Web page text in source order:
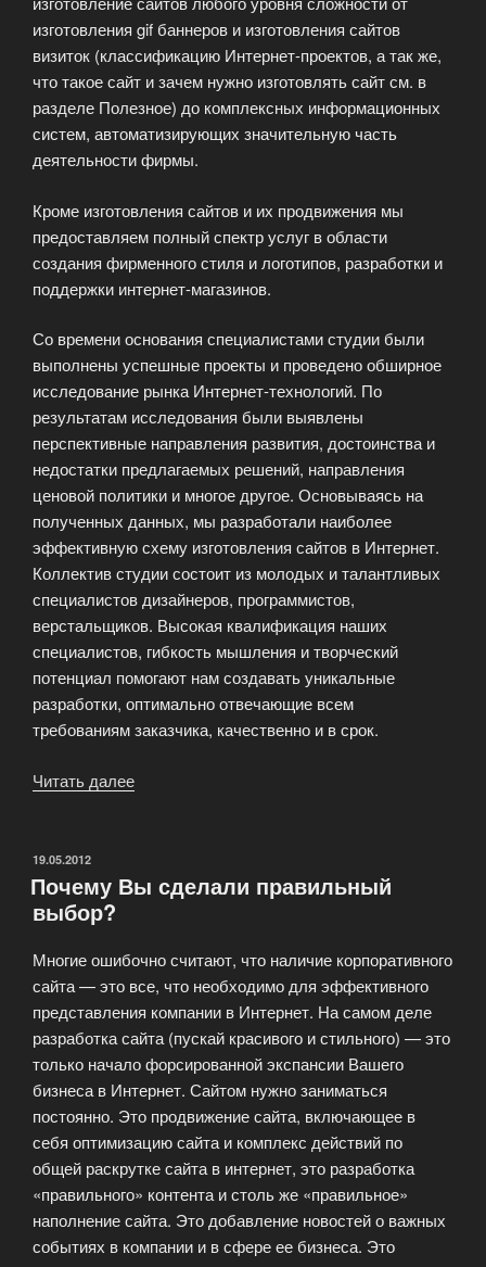
изготовления gif баннеров и изготовления сайтов
визиток (классификацию Интернет-проектов, а так же,
что такое сайт и зачем нужно изготовлять сайт см. в
разделе Полезное) до комплексных информационных
систем, автоматизирующих значительную часть
деятельности фирмы.
Кроме изготовления сайтов и их продвижения мы
предоставляем полный спектр услуг в области
создания фирменного стиля и логотипов, разработки и
поддержки интернет-магазинов.
Со времени основания специалистами студии были
выполнены успешные проекты и проведено обширное
исследование рынка Интернет-технологий. По
результатам исследования были выявлены
перспективные направления развития, достоинства и
недостатки предлагаемых решений, направления
ценовой политики и многое другое. Основываясь на
полученных данных, мы разработали наиболее
эффективную схему изготовления сайтов в Интернет.
Коллектив студии состоит из молодых и талантливых
специалистов дизайнеров, программистов,
верстальщиков. Высокая квалификация наших
специалистов, гибкость мышления и творческий
потенциал помогают нам создавать уникальные
разработки, оптимально отвечающие всем
требованиям заказчика, качественно и в срок.
Читать далее
изготовление
ОПУБЛИКОВАНО
19.05.2012
Почему Вы сделали правильный
выбор?
Многие ошибочно считают, что наличие корпоративного
сайта — это все, что необходимо для эффективного
представления компании в Интернет. На самом деле
разработка сайта (пускай красивого и стильного) — это
только начало форсированной экспансии Вашего
бизнеса в Интернет. Сайтом нужно заниматься
постоянно. Это продвижение сайта, включающее в
себя оптимизацию сайта и комплекс действий по
общей раскрутке сайта в интернет, это разработка
«правильного» контента и столь же «правильное»
наполнение сайта. Это добавление новостей о важных
событиях в компании и в сфере ее бизнеса. Это